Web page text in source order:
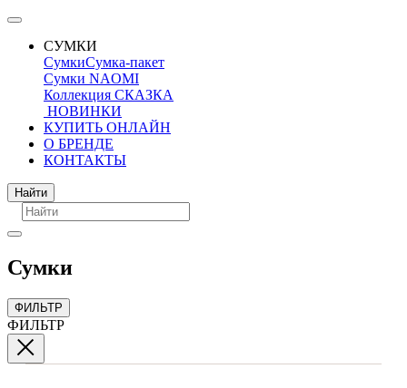
СУМКИ
СумкиСумка-пакет
Сумки NAOMI
Коллекция СКАЗКА
НОВИНКИ
КУПИТЬ ОНЛАЙН
О БРЕНДЕ
КОНТАКТЫ
Поиск
Найти
Сумки
ФИЛЬТР
ФИЛЬТР